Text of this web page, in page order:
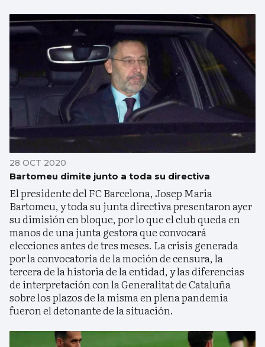
28 OCT 2020
Bartomeu dimite junto a toda su directiva
El presidente del FC Barcelona, Josep Maria
Bartomeu, y toda su junta directiva presentaron ayer
su dimisión en bloque, por lo que el club queda en
manos de una junta gestora que convocará
elecciones antes de tres meses. La crisis generada
por la convocatoria de la moción de censura, la
tercera de la historia de la entidad, y las diferencias
de interpretación con la Generalitat de Cataluña
sobre los plazos de la misma en plena pandemia
fueron el detonante de la situación.